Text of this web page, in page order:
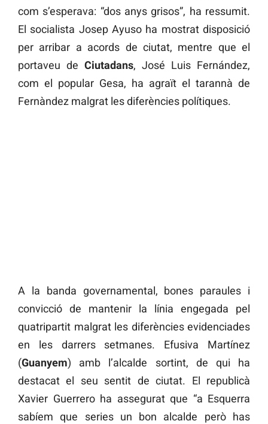
com s’esperava: “dos anys grisos”, ha ressumit.
El socialista Josep Ayuso ha mostrat disposició
per arribar a acords de ciutat, mentre que el
portaveu de Ciutadans, José Luis Fernández,
com el popular Gesa, ha agraït el tarannà de
Fernàndez malgrat les diferències polítiques.
A la banda governamental, bones paraules i
convicció de mantenir la línia engegada pel
quatripartit malgrat les diferències evidenciades
en les darrers setmanes. Efusiva Martínez
(Guanyem) amb l’alcalde sortint, de qui ha
destacat el seu sentit de ciutat. El republicà
Xavier Guerrero ha assegurat que “a Esquerra
sabíem que series un bon alcalde però has